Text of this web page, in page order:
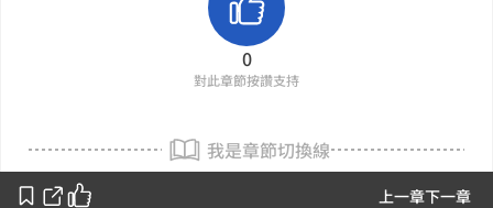
上一章下一章
0
對此章節按讚支持
我是章節切換線